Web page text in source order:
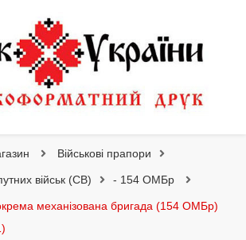
Військові прапори
військ (СВ) - 154 ОМБр
механізована бригада (154 ОМБр)